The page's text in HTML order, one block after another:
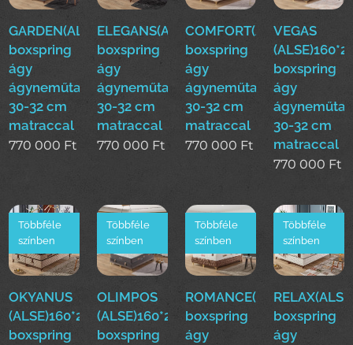
GARDEN(ALSE)160*200cm
boxspring
ágy
ágyneműtartóval
30-32 cm
matraccal
770 000 Ft
ELEGANS(ALSE)160*200cm
boxspring
ágy
ágyneműtartóval
30-32 cm
matraccal
770 000 Ft
boxspring
ágy
ágyneműtartóval
30-32 cm
matraccal
770 000 Ft
VEGAS
boxspring
ágy
30-32 cm
matraccal
770 000 Ft
OKYANUS
(ALSE)160*200cm
boxspring
Többféle
színben
OLIMPOS
(ALSE)160*200cm
boxspring
Többféle
színben
boxspring
ágy
Többféle
színben
boxspring
ágy
Többféle
színben